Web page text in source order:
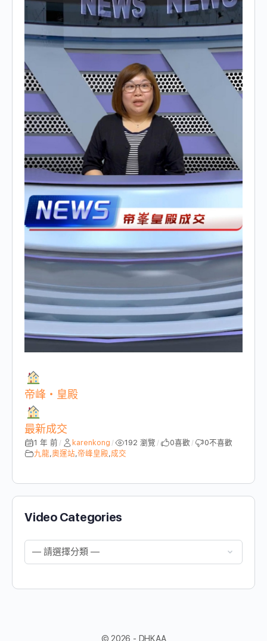
帝峰・皇殿
最新成交
1 年 前 / karenkong / 192 瀏覽 / 0喜歡 / 0不喜歡
九龍 奧運站 帝峰皇殿 成交
Video Categories
© 2026 - DHKAA